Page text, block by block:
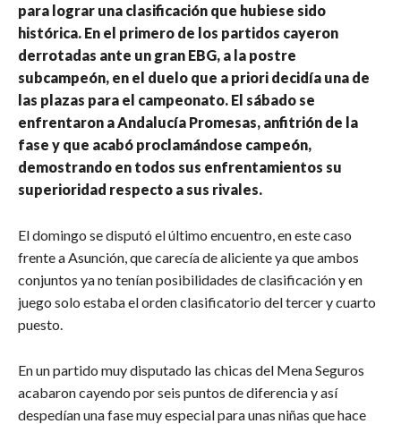
para lograr una clasificación que hubiese sido
histórica. En el primero de los partidos cayeron
derrotadas ante un gran EBG, a la postre
subcampeón, en el duelo que a priori decidía una de
las plazas para el campeonato. El sábado se
enfrentaron a Andalucía Promesas, anfitrión de la
fase y que acabó proclamándose campeón,
demostrando en todos sus enfrentamientos su
superioridad respecto a sus rivales.
El domingo se disputó el último encuentro, en este caso
frente a Asunción, que carecía de aliciente ya que ambos
conjuntos ya no tenían posibilidades de clasificación y en
juego solo estaba el orden clasificatorio del tercer y cuarto
puesto.
En un partido muy disputado las chicas del Mena Seguros
acabaron cayendo por seis puntos de diferencia y así
despedían una fase muy especial para unas niñas que hace